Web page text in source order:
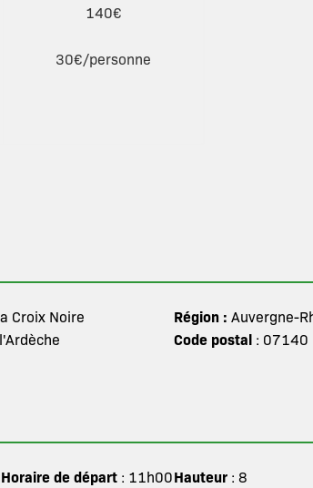
140€
30€/personne
Croix Noire Région : Auvergne-
Code postal: 07140
Horaire de départ: 11h00Hauteur: 8